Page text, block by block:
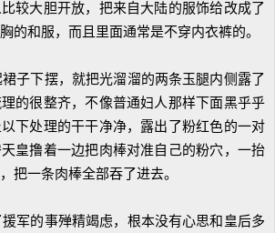
较大胆开放，把来自大陆的服饰给改成了
的和服，而且里面通常是不穿内衣裤的。
子下摆，就把光溜溜的两条玉腿内侧露了
的很整齐，不像普通妇人那样下面黑乎乎
下处理的干干净净，露出了粉红色的一对
皇撸着一边把肉棒对准自己的粉穴，一抬
把一条肉棒全部吞了进去。
军的事殚精竭虑，根本没有心思和皇后多